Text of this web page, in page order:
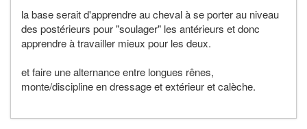
la base serait d'apprendre au cheval à se porter au niveau
des postérieurs pour "soulager" les antérieurs et donc
apprendre à travailler mieux pour les deux.
et faire une alternance entre longues rênes,
monte/discipline en dressage et extérieur et calèche.